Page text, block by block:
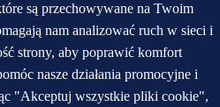
są przechowywane na Twoim
nam analizować ruch w sieci i
strony, aby poprawić komfort
nasze działania promocyjne i
"Akceptuj wszystkie pliki cookie",